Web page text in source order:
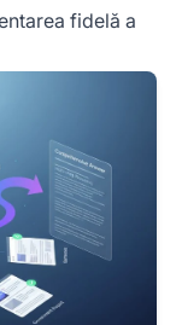
fidelă a